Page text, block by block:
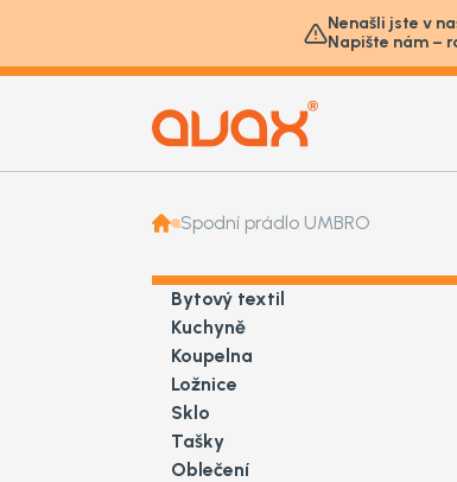
Nenašli jste v
Napište nám –
Spodní prádlo UMBRO
Bytový textil
Kuchyně
Koupelna
Ložnice
Sklo
Tašky
Oblečení